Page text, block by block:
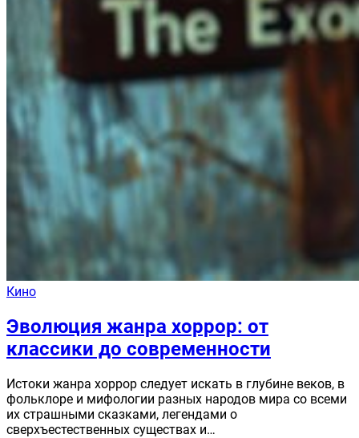
Кино
Эволюция жанра хоррор: от
классики до современности
Истоки жанра хоррор следует искать в глубине веков, в
фольклоре и мифологии разных народов мира со всеми
их страшными сказками, легендами о
сверхъестественных существах и…